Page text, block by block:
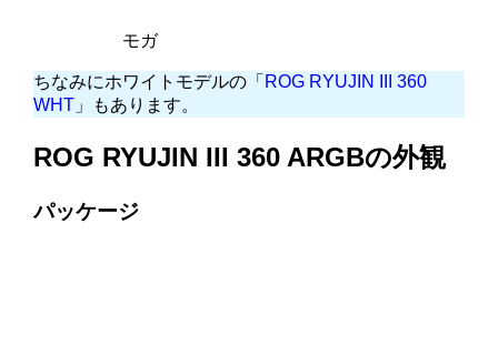
モガ
ちなみにホワイトモデルの「 ROG RYUJIN III 360
WHT 」もあります。
ROG RYUJIN III 360 ARGBの外観
パッケージ